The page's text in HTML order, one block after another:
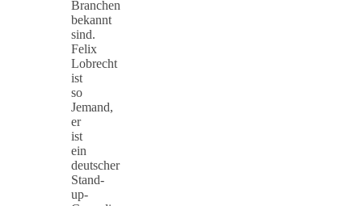
Branchen
bekannt
sind.
Felix
Lobrecht
ist
so
Jemand,
er
ist
ein
deutscher
Stand-
up-